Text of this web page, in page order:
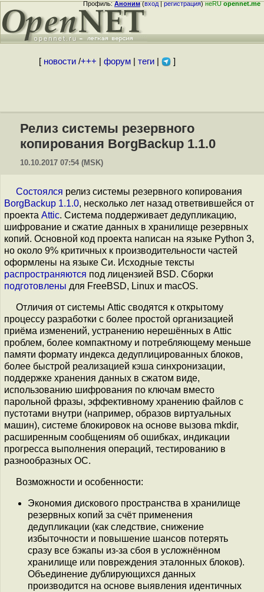
Профиль:Аноним(вход|регистрация)неRUopennet.me
[ новости/+++ форум| теги| ]
Релиз системы резервного
копирования BorgBackup 1.1.0
10.10.2017 07:54 (MSK)
Состоялся релиз системы резервного копирования
BorgBackup 1.1.0, несколько лет назад ответвившейся от
проекта Attic. Система поддерживает дедупликацию,
шифрование и сжатие данных в хранилище резервных
копий. Основной код проекта написан на языке Python 3,
но около 9% критичных к производительности частей
оформлены на языке Си. Исходные тексты
распространяются под лицензией BSD. Сборки
подготовлены для FreeBSD, Linux и macOS.
Отличия от системы Attic сводятся к открытому
процессу разработки с более простой организацией
приёма изменений, устранению нерешённых в Attic
проблем, более компактному и потребляющему меньше
памяти формату индекса дедуплицированных блоков,
более быстрой реализацией кэша синхронизации,
поддержке хранения данных в сжатом виде,
использованию шифрования по ключам вместо
парольной фразы, эффективному хранению файлов с
пустотами внутри (например, образов виртуальных
машин), системе блокировок на основе вызова mkdir,
расширенным сообщениям об ошибках, индикации
прогресса выполнения операций, тестированию в
разнообразных ОС.
Возможности и особенности:
Экономия дискового пространства в хранилище
резервных копий за счёт применения
дедупликации (как следствие, снижение
избыточности и повышение шансов потерять
сразу все бэкапы из-за сбоя в усложнённом
хранилище или повреждения эталонных блоков).
Объединение дублирующихся данных
производится на основе выявления идентичных